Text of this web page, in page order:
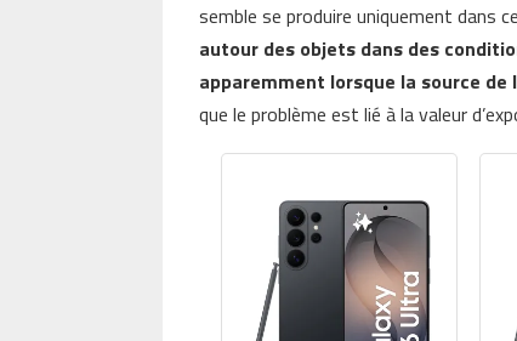
semble se produire uniquement dans
autour des objets dans des
apparemment lorsque la source
que le problème est lié à la valeur